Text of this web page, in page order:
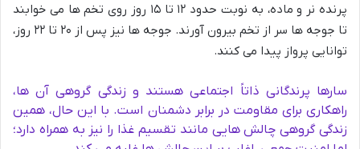
پرنده نر و ماده، به نوبت حدود ۱۲ تا ۱۵ روز روی تخم ها می خوابند
تا جوجه ها سر از تخم بیرون آورند. جوجه ها نیز پس از ۲۰ تا ۲۲ روز،
توانایی پرواز پیدا می کنند.
سارها پرندگانی ذاتاً اجتماعی هستند و زندگی گروهی آن ها،
راهکاری برای مقاومت در برابر دشمنان است. با این حال، همین
زندگی گروهی چالش هایی مانند تقسیم غذا را نیز به همراه دارد؛